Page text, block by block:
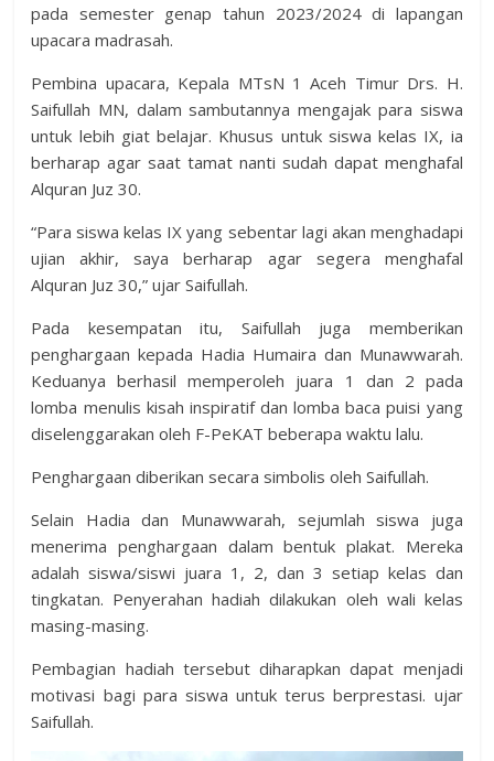
pada semester genap tahun 2023/2024 di lapangan
upacara madrasah.
Pembina upacara, Kepala MTsN 1 Aceh Timur Drs. H.
Saifullah MN, dalam sambutannya mengajak para siswa
untuk lebih giat belajar. Khusus untuk siswa kelas IX, ia
berharap agar saat tamat nanti sudah dapat menghafal
Alquran Juz 30.
“Para siswa kelas IX yang sebentar lagi akan menghadapi
ujian akhir, saya berharap agar segera menghafal
Alquran Juz 30,” ujar Saifullah.
Pada kesempatan itu, Saifullah juga memberikan
penghargaan kepada Hadia Humaira dan Munawwarah.
Keduanya berhasil memperoleh juara 1 dan 2 pada
lomba menulis kisah inspiratif dan lomba baca puisi yang
diselenggarakan oleh F-PeKAT beberapa waktu lalu.
Penghargaan diberikan secara simbolis oleh Saifullah.
Selain Hadia dan Munawwarah, sejumlah siswa juga
menerima penghargaan dalam bentuk plakat. Mereka
adalah siswa/siswi juara 1, 2, dan 3 setiap kelas dan
tingkatan. Penyerahan hadiah dilakukan oleh wali kelas
masing-masing.
Pembagian hadiah tersebut diharapkan dapat menjadi
motivasi bagi para siswa untuk terus berprestasi. ujar
Saifullah.